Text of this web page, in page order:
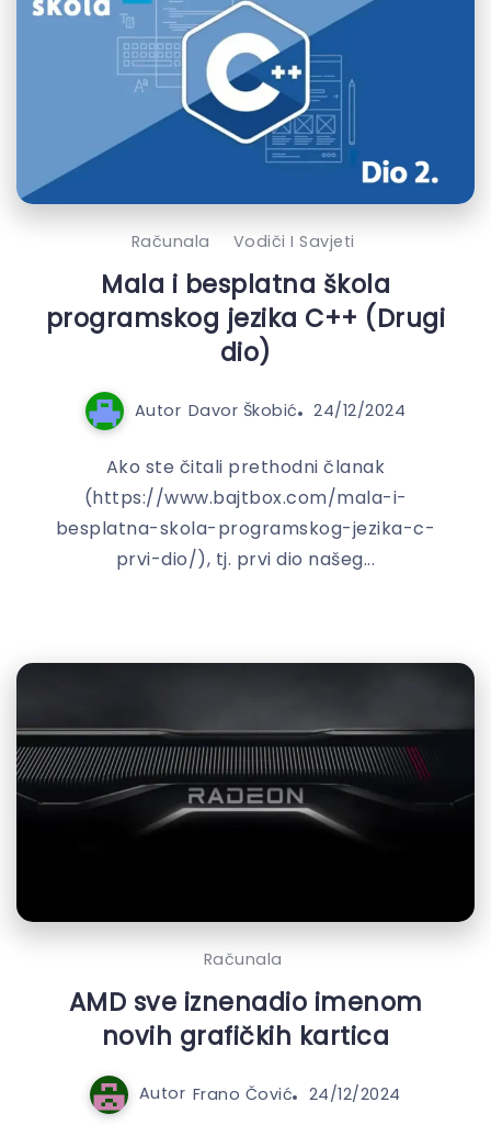
Računala Vodiči I Savjeti
Mala i besplatna škola
programskog jezika C++ (Drugi
dio)
Autor Davor Škobić 24/12/2024
Ako ste čitali prethodni članak
(https://www.bajtbox.com/mala-i-
besplatna-skola-programskog-jezika-c-
prvi-dio/), tj. prvi dio našeg...
Računala
AMD sve iznenadio imenom
novih grafičkih kartica
Autor Frano Čović 24/12/2024